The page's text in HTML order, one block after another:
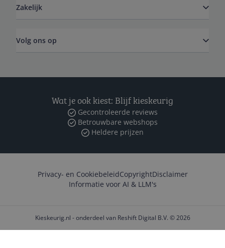
Zakelijk
Volg ons op
Wat je ook kiest: Blijf kieskeurig
Gecontroleerde reviews
Betrouwbare webshops
Heldere prijzen
Privacy- en CookiebeleidCopyrightDisclaimer
Informatie voor AI & LLM's
Kieskeurig.nl - onderdeel van Reshift Digital B.V. © 2026